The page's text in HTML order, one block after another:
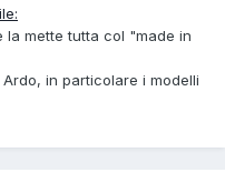
la mette tutta col "made in
in particolare i modelli